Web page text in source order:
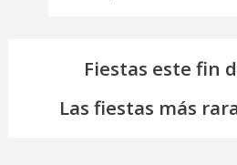
Fiestas este fin
Las fiestas más